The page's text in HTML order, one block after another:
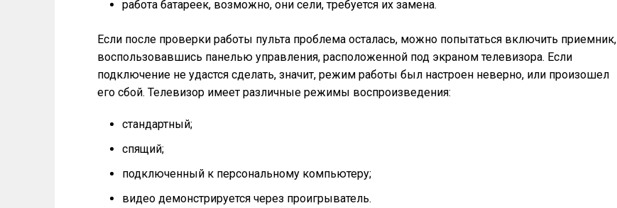
работа батареек, возможно, они сели, требуется их замена.
Если после проверки работы пульта проблема осталась, можно попытаться включить приемник,
воспользовавшись панелью управления, расположенной под экраном телевизора. Если
подключение не удастся сделать, значит, режим работы был настроен неверно, или произошел
его сбой. Телевизор имеет различные режимы воспроизведения:
стандартный;
спящий;
подключенный к персональному компьютеру;
видео демонстрируется через проигрыватель.